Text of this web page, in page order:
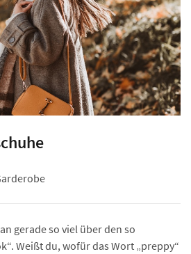
gerade so viel über den so
Weißt du, wofür das Wort „preppy“